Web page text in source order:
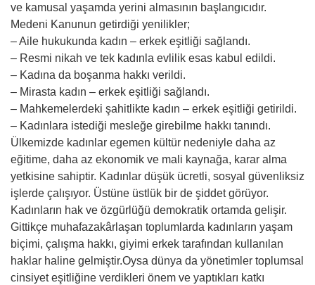
ve kamusal yaşamda yerini almasının başlangıcıdır.
Medeni Kanunun getirdiği yenilikler;
– Aile hukukunda kadın – erkek eşitliği sağlandı.
– Resmi nikah ve tek kadınla evlilik esas kabul edildi.
– Kadına da boşanma hakkı verildi.
– Mirasta kadın – erkek eşitliği sağlandı.
– Mahkemelerdeki şahitlikte kadın – erkek eşitliği getirildi.
– Kadınlara istediği mesleğe girebilme hakkı tanındı.
Ülkemizde kadınlar egemen kültür nedeniyle daha az
eğitime, daha az ekonomik ve mali kaynağa, karar alma
yetkisine sahiptir. Kadınlar düşük ücretli, sosyal güvenliksiz
işlerde çalışıyor. Üstüne üstlük bir de şiddet görüyor.
Kadınların hak ve özgürlüğü demokratik ortamda gelişir.
Gittikçe muhafazakârlaşan toplumlarda kadınların yaşam
biçimi, çalışma hakkı, giyimi erkek tarafından kullanılan
haklar haline gelmiştir.Oysa dünya da yönetimler toplumsal
cinsiyet eşitliğine verdikleri önem ve yaptıkları katkı